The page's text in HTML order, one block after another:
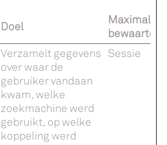
Doel
Maximale
Verzamelt gegevens
over waar de
gebruiker vandaan
kwam, welke
zoekmachine werd
gebruikt, op welke
koppeling werd
Sessie